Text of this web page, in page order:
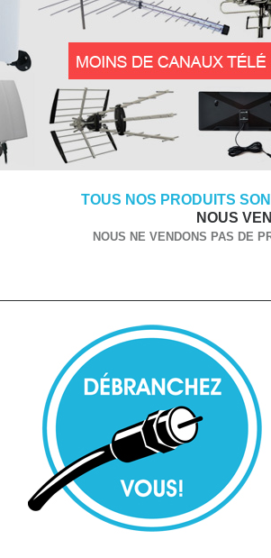
TOUS NOS PRODUITS
NOUS
NOUS NE VENDONS PAS DE